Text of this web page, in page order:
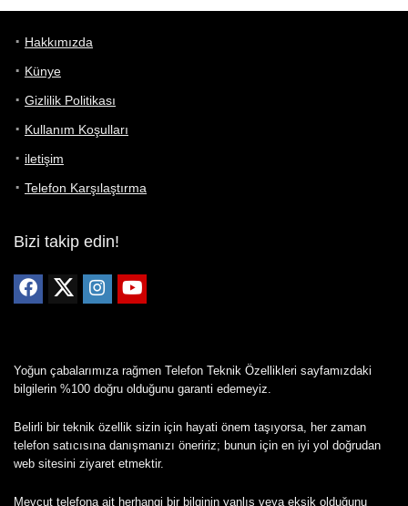
Hakkımızda
Künye
Gizlilik Politikası
Kullanım Koşulları
iletişim
Telefon Karşılaştırma
Bizi takip edin!
Yoğun çabalarımıza rağmen Telefon Teknik Özellikleri sayfamızdaki
bilgilerin %100 doğru olduğunu garanti edemeyiz.
Belirli bir teknik özellik sizin için hayati önem taşıyorsa, her zaman
telefon satıcısına danışmanızı öneririz; bunun için en iyi yol doğrudan
web sitesini ziyaret etmektir.
Mevcut telefona ait herhangi bir bilginin yanlış veya eksik olduğunu